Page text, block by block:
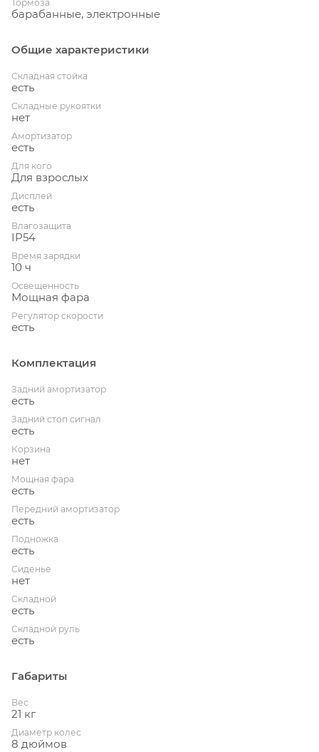
Тормоза
барабанные, электронные
Общие характеристики
Складная стойка
есть
Складные рукоятки
нет
Амортизатор
есть
Для кого
Для взрослых
Дисплей
есть
Влагозащита
IP54
Время зарядки
10 ч
Освещенность
Мощная фара
Регулятор скорости
есть
Комплектация
Задний амортизатор
есть
Задний стоп сигнал
есть
Корзина
нет
Мощная фара
есть
Передний амортизатор
есть
Подножка
есть
Сиденье
нет
Складной
есть
Складной руль
есть
Габариты
Вес
21 кг
Диаметр колес
8 дюймов